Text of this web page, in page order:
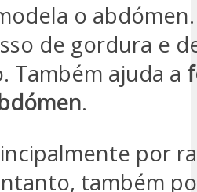
o
de gordura e
Também ajuda a
.
por
também